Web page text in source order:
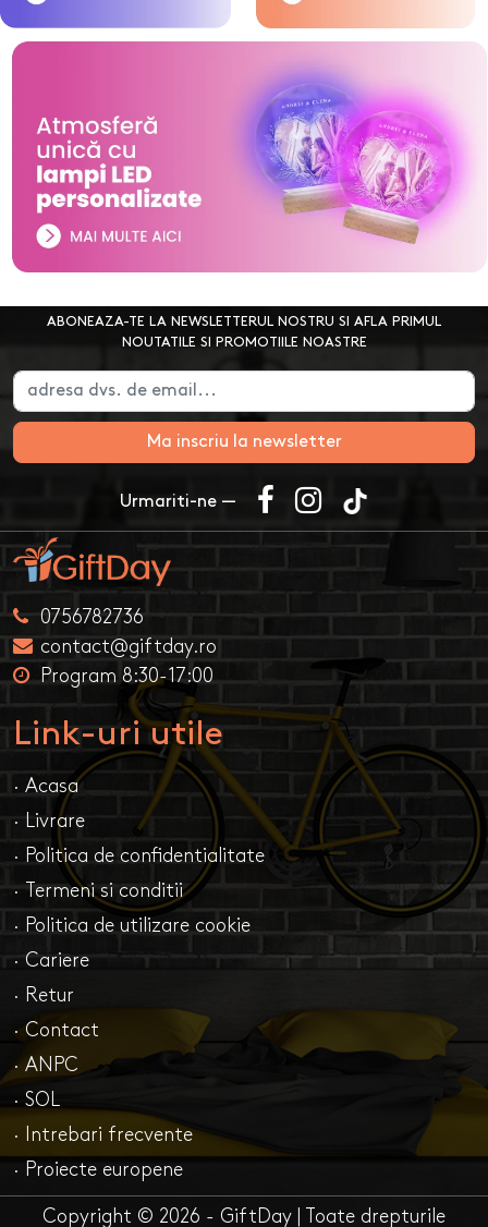
ABONEAZA-TE LA NEWSLETTERUL NOSTRU SI AFLA PRIMUL
NOUTATILE SI PROMOTIILE NOASTRE
Ma inscriu la newsletter
Urmariti-ne —
0756782736
contact@giftday.ro
Program 8:30-17:00
Link-uri utile
· Acasa
· Livrare
· Politica de confidentialitate
· Termeni si conditii
· Politica de utilizare cookie
· Cariere
· Retur
· Contact
· ANPC
· SOL
· Intrebari frecvente
· Proiecte europene
Copyright © 2026 - GiftDay | Toate drepturile